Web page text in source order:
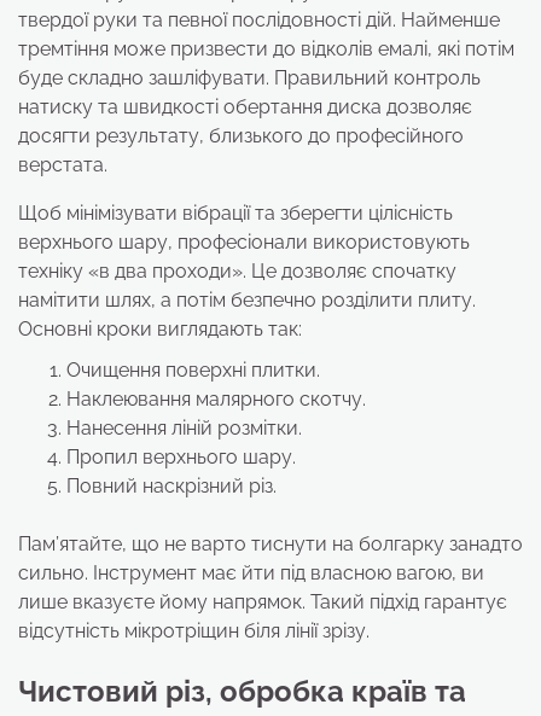
твердої руки та певної послідовності дій. Найменше
тремтіння може призвести до відколів емалі, які потім
буде складно зашліфувати. Правильний контроль
натиску та швидкості обертання диска дозволяє
досягти результату, близького до професійного
верстата.
Щоб мінімізувати вібрації та зберегти цілісність
верхнього шару, професіонали використовують
техніку «в два проходи». Це дозволяє спочатку
намітити шлях, а потім безпечно розділити плиту.
Основні кроки виглядають так:
Очищення поверхні плитки.
Наклеювання малярного скотчу.
Нанесення ліній розмітки.
Пропил верхнього шару.
Повний наскрізний різ.
Пам’ятайте, що не варто тиснути на болгарку занадто
сильно. Інструмент має йти під власною вагою, ви
лише вказуєте йому напрямок. Такий підхід гарантує
відсутність мікротріщин біля лінії зрізу.
Чистовий різ, обробка країв та